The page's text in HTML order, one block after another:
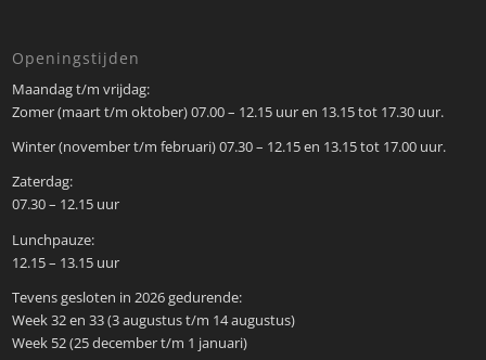
Openingstijden
Maandag t/m vrijdag:
Zomer (maart t/m oktober) 07.00 – 12.15 uur en 13.15 tot 17.30 uur.
Winter (november t/m februari) 07.30 – 12.15 en 13.15 tot 17.00 uur.
Zaterdag:
07.30 – 12.15 uur
Lunchpauze:
12.15 – 13.15 uur
Tevens gesloten in 2026 gedurende:
Week 32 en 33 (3 augustus t/m 14 augustus)
Week 52 (25 december t/m 1 januari)